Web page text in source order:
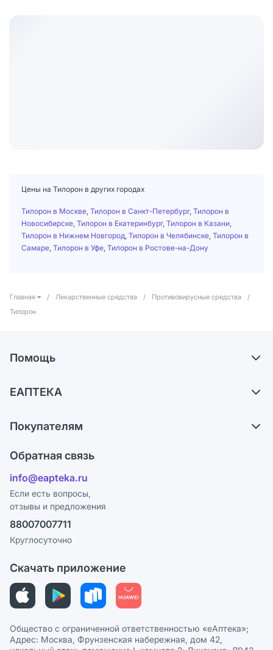
Цены на Тилорон в других городах
Тилорон в Москве Тилорон в Санкт-Петербург, Тилорон в
Новосибирске Тилорон в Екатеринбург, Тилорон в Казани
Тилорон в Нижнем Новгород Тилорон в Челябинске Тилорон в
Самаре Тилорон в Уфе Тилорон в Ростове-на-Дону
Главная / Лекарственные средства / Противовирусные средства
/
Тилорон
Помощь
Обмен и возврат
Блог
ЕАПТЕКА
Карьера
Поставщики
Лицензия
Реклама на сайте
Ваши товары на ЕАПТЕКЕ
Покупателям
Программа СберСпасибо
Политика конфиденциальности
Пользовательское соглашение
Политика рекомендаций
Этика и соответствие
Политика в отношении обработки персональных данных
Обратная связь
info@eapteka.ru
Если есть вопросы,
отзывы и предложения
88007007711
Круглосуточно
Скачать приложение
Общество с ограниченной ответственностью «еАптека»;
Адрес: Москва, Фрунзенская набережная, дом 42,